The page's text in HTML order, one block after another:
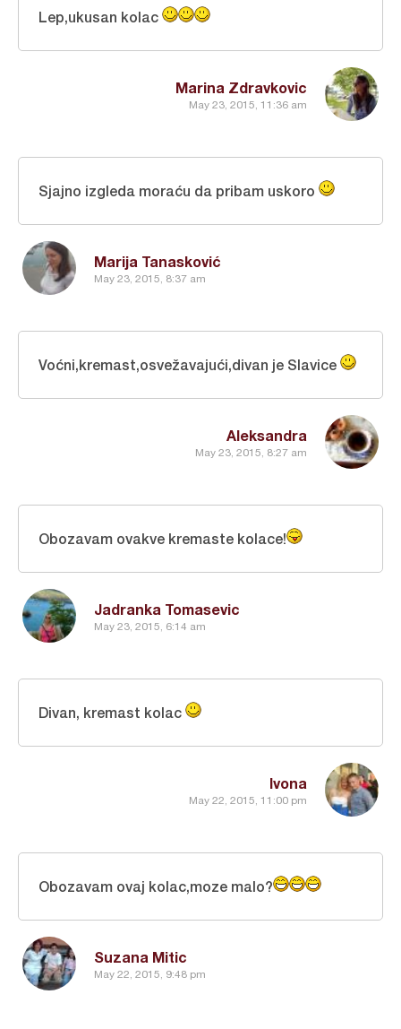
Marina Zdravkovic
May 23, 2015, 11:36 am
Lep,ukusan kolac
Marija Tanasković
May 23, 2015, 8:37 am
Sjajno izgleda moraću da pribam uskoro
Aleksandra
May 23, 2015, 8:27 am
Voćni,kremast,osvežavajući,divan je Slavice
Jadranka Tomasevic
May 23, 2015, 6:14 am
Obozavam ovakve kremaste kolace!
Ivona
May 22, 2015, 11:00 pm
Divan, kremast kolac
Suzana Mitic
May 22, 2015, 9:48 pm
Obozavam ovaj kolac,moze malo?